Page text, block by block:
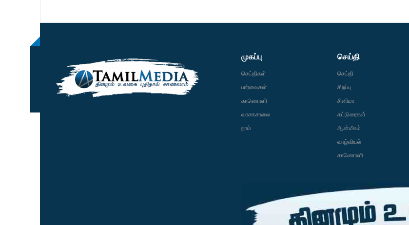
முகப்பு
செய்திகள்
பார்வைகள்
காணொளி
வாசகசாலை
நாம்
செய்தி
செய்தி
சிறப்பு
சினிமா
கட்டுரைகள்
ஆன்மீகம்
வாழ்வியல்
காணொளி